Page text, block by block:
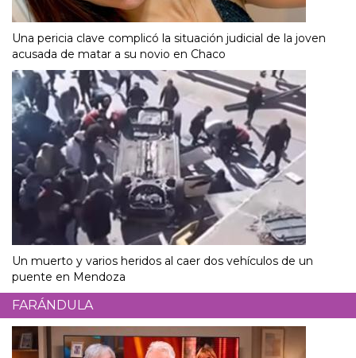
Una pericia clave complicó la situación judicial de la joven
acusada de matar a su novio en Chaco
Un muerto y varios heridos al caer dos vehículos de un
puente en Mendoza
FARÁNDULA